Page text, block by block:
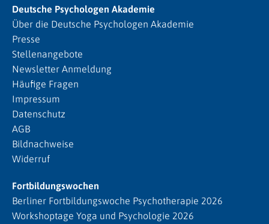
Deutsche Psychologen Akademie
Über die Deutsche Psychologen Akademie
Presse
Stellenangebote
Newsletter Anmeldung
Häufige Fragen
Impressum
Datenschutz
AGB
Bildnachweise
Widerruf
Fortbildungswochen
Berliner Fortbildungswoche Psychotherapie 2026
Workshoptage Yoga und Psychologie 2026